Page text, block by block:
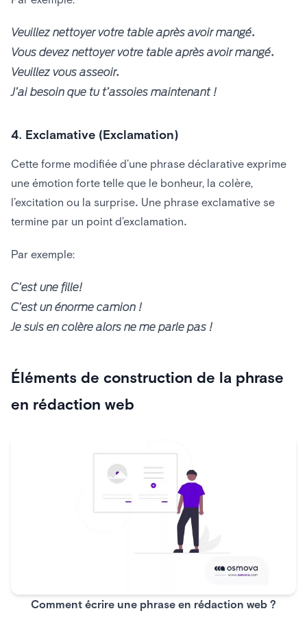
Veuillez nettoyer votre table après avoir mangé.
Vous devez nettoyer votre table après avoir mangé.
Veuillez vous asseoir.
J’ai besoin que tu t’assoies maintenant !
4. Exclamative (Exclamation)
Cette forme modifiée d’une phrase déclarative exprime
une émotion forte telle que le bonheur, la colère,
l’excitation ou la surprise. Une phrase exclamative se
termine par un point d’exclamation.
Par exemple:
C’est une fille!
C’est un énorme camion !
Je suis en colère alors ne me parle pas !
Éléments de construction de la phrase
en rédaction web
Comment écrire une phrase en rédaction web ?